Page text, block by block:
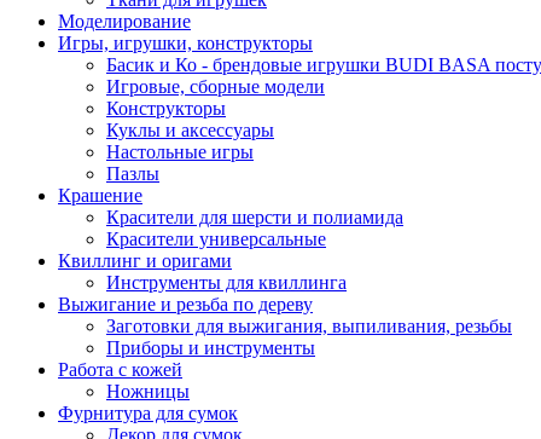
Моделирование
Игры, игрушки, конструкторы
Басик и Ко - брендовые игрушки BUDI BASA
Игровые, сборные модели
Конструкторы
Куклы и аксессуары
Настольные игры
Пазлы
Крашение
Красители для шерсти и полиамида
Красители универсальные
Квиллинг и оригами
Инструменты для квиллинга
Выжигание и резьба по дереву
Заготовки для выжигания, выпиливания, резьбы
Приборы и инструменты
Работа с кожей
Ножницы
Фурнитура для сумок
Декор для сумок